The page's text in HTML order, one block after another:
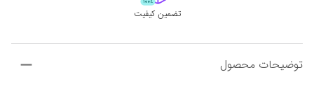
تضمین کیفیت
توضیحات محصول